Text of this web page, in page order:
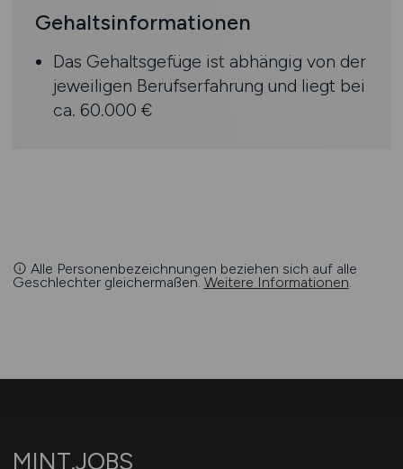
Gehaltsinformationen
Das Gehaltsgefüge ist abhängig von der
jeweiligen Berufserfahrung und liegt bei
ca. 60.000 €
Alle Personenbezeichnungen beziehen sich auf alle
Geschlechter gleichermaßen. Weitere Informationen
MINT.JOBS